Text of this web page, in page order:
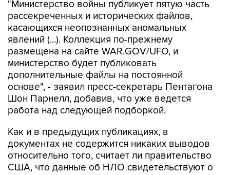
касающихся неопознанных аномальных
явлений (...). Коллекция по-прежнему
размещена на сайте WAR.GOV/UFO, и
министерство будет публиковать
дополнительные файлы на постоянной
основе", - заявил пресс-секретарь Пентагона
Шон Парнелл, добавив, что уже ведется
работа над следующей подборкой.
Как и в предыдущих публикациях, в
относительно того, считает ли правительство
США, что данные об НЛО свидетельствуют о
существовании инопланетной жизни. В них
также не указывается, представляют ли НЛО